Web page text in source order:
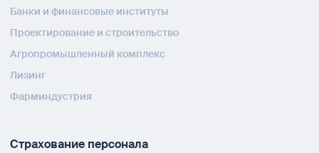
Банки и финансовые институты
Проектирование и строительство
Агропромышленный комплекс
Лизинг
Фарминдустрия
Страхование персонала